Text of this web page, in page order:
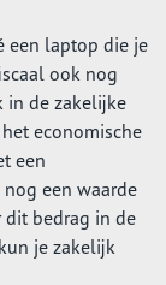
een laptop die je
ook nog
in de zakelijke
economische
een
een waarde
dit bedrag in de
je zakelijk